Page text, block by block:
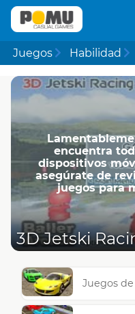
Juegos Habilidad
encuentra
dispositivos
asegúrate de
juegos para
3D Jetski
Juegos